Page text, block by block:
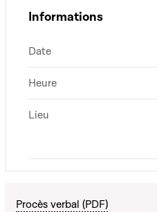
Informations
Date
Heure
Lieu
Procès verbal (PDF)